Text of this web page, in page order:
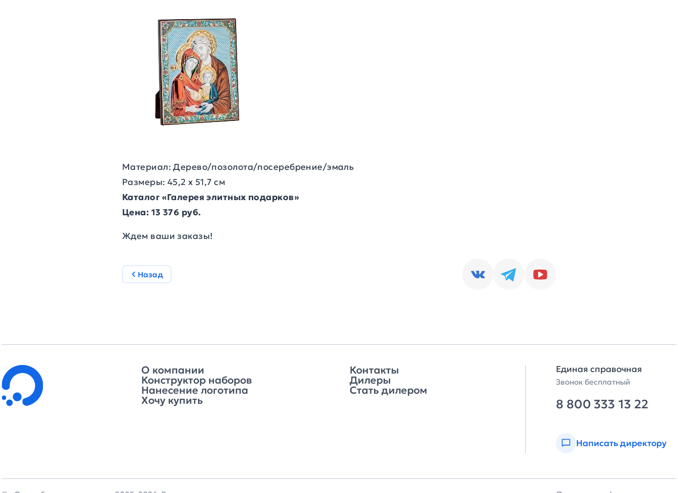
Материал: Дерево/позолота/посеребрение/эмаль
Размеры: 45,2 х 51,7 см
Каталог «Галерея элитных подарков»
Цена: 13 376 руб.
Ждем ваши заказы!
Назад
О компании
Конструктор наборов
Нанесение логотипа
Хочу купить
Контакты
Дилеры
Стать дилером
Единая справочная
Звонок бесплатный
8 800 333 13 22
Написать директору